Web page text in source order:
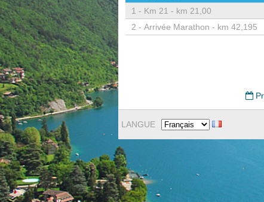
1 - Km 21 - km 21,00
2 - Arrivée Marathon - km 42,195
LANGUE